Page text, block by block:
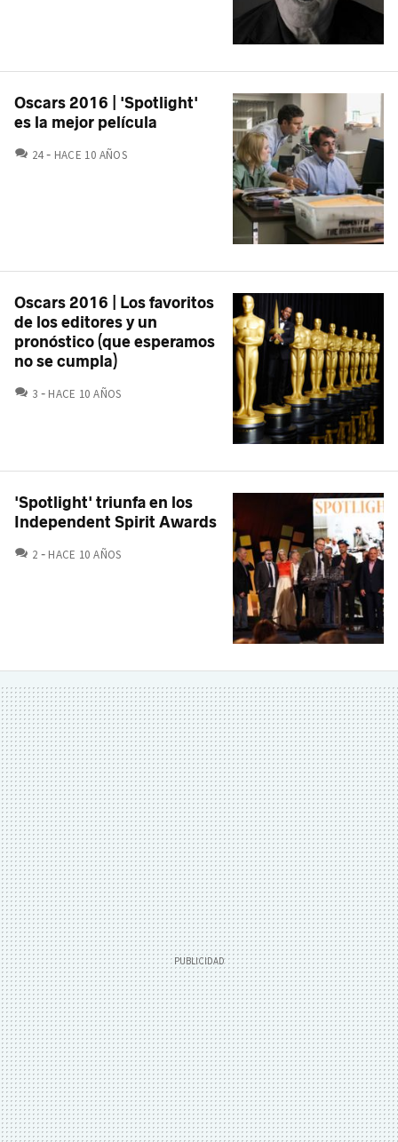
Oscars 2016 | 'Spotlight'
es la mejor película
24 COMENTARIOS
HACE 10 AÑOS
Oscars 2016 | Los favoritos
de los editores y un
pronóstico (que esperamos
no se cumpla)
3 COMENTARIOS
HACE 10 AÑOS
'Spotlight' triunfa en los
Independent Spirit Awards
2 COMENTARIOS
HACE 10 AÑOS